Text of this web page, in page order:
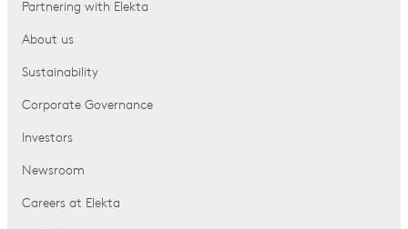
Partnering with Elekta
About us
Sustainability
Corporate Governance
Investors
Newsroom
Careers at Elekta